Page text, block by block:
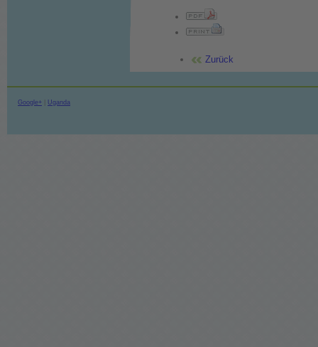
Zurück
Google+ Uganda